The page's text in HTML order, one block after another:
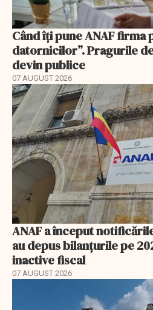
Când îți pune ANAF firma
datornicilor”. Pragurile
devin publice
07 AUGUST 2026
ANAF a început
au depus bilanțurile pe
inactive fiscal
07 AUGUST 2026